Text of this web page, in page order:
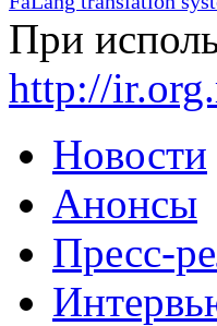
При
http://
Новости
Анонсы
Пресс-